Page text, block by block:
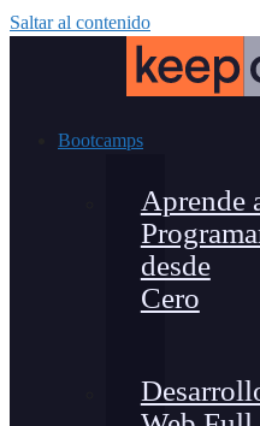
Saltar al contenido
Bootcamps
Aprende
desde
Cero